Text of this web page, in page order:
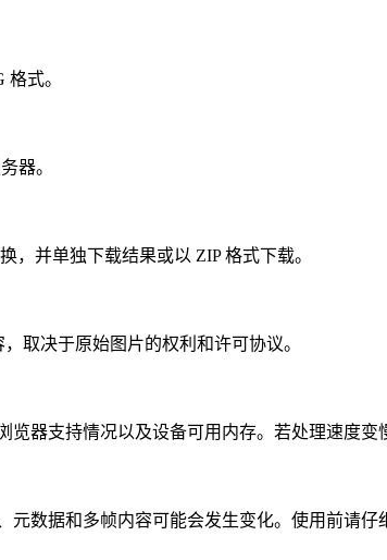
式。
器。
，并单独下载结果或以 ZIP 格式下载。
取决于原始图片的权利和许可协议。
器支持情况以及设备可用内存。若处理速度变
数据和多帧内容可能会发生变化。使用前请仔